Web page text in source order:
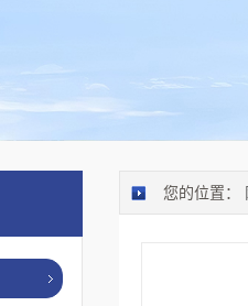
您的位置：